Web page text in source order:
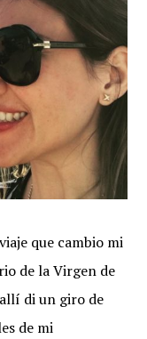
que cambio mi
de la Virgen de
di un giro de
de mi